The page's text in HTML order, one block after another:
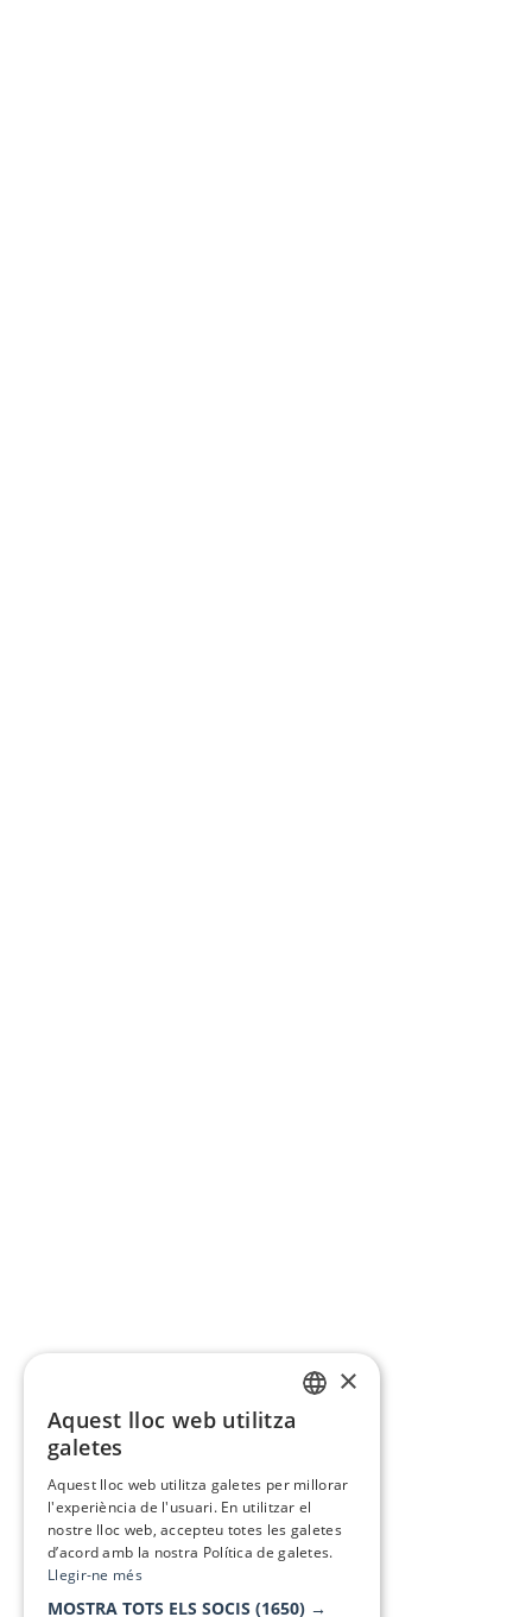
×
Aquest lloc web utilitza
galetes
Aquest lloc web utilitza galetes per millorar
l'experiència de l'usuari. En utilitzar el
nostre lloc web, accepteu totes les galetes
d’acord amb la nostra Política de galetes.
Llegir-ne més
MOSTRA TOTS ELS SOCIS (1650) →